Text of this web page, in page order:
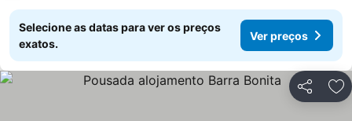
Selecione as datas para ver os preços
exatos.
Ver preços
Partilhar